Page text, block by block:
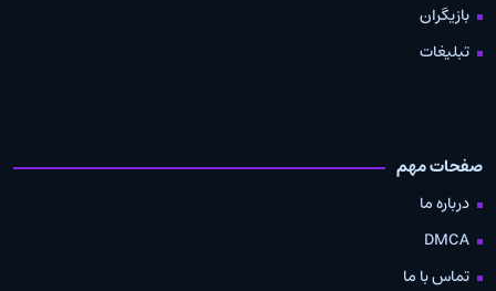
بازیگران
تبلیغات
صفحات مهم
درباره ما
DMCA
تماس با ما